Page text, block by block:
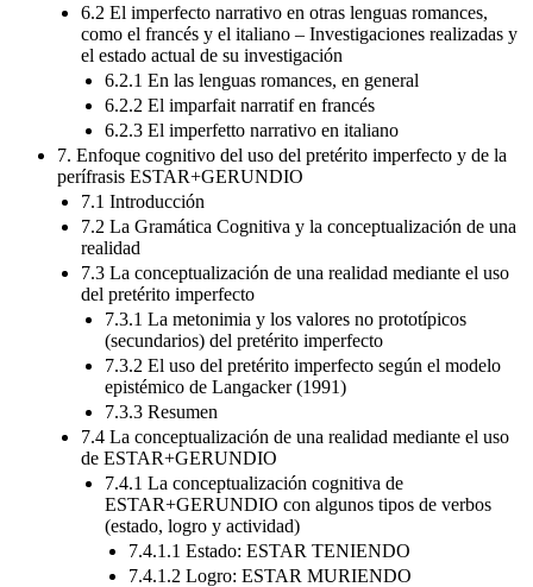
6.2 El imperfecto narrativo en otras lenguas romances,
como el francés y el italiano – Investigaciones realizadas y
el estado actual de su investigación
6.2.1 En las lenguas romances, en general
6.2.2 El imparfait narratif en francés
6.2.3 El imperfetto narrativo en italiano
7. Enfoque cognitivo del uso del pretérito imperfecto y de la
perífrasis ESTAR+GERUNDIO
7.1 Introducción
7.2 La Gramática Cognitiva y la conceptualización de una
realidad
7.3 La conceptualización de una realidad mediante el uso
del pretérito imperfecto
7.3.1 La metonimia y los valores no prototípicos
(secundarios) del pretérito imperfecto
7.3.2 El uso del pretérito imperfecto según el modelo
epistémico de Langacker (1991)
7.3.3 Resumen
7.4 La conceptualización de una realidad mediante el uso
de ESTAR+GERUNDIO
7.4.1 La conceptualización cognitiva de
ESTAR+GERUNDIO con algunos tipos de verbos
(estado, logro y actividad)
7.4.1.1 Estado: ESTAR TENIENDO
7.4.1.2 Logro: ESTAR MURIENDO